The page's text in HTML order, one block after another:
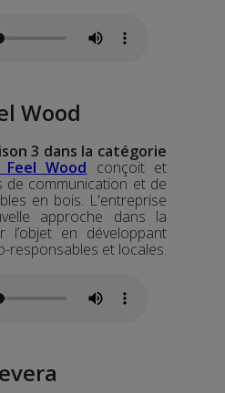
Wood
3 dans la catégorie
Feel Wood conçoit et
communication et de
en bois. L'entreprise
approche dans la
l’objet en développant
responsables et locales.